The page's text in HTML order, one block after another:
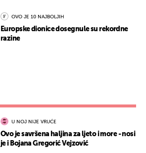
OVO JE 10 NAJBOLJIH
Europske dionice dosegnule su rekordne
razine
U NOJ NIJE VRUĆE
Ovo je savršena haljina za ljeto i more - nosi
je i Bojana Gregorić Vejzović